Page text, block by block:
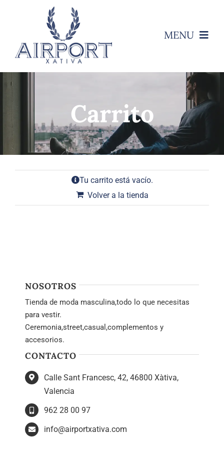
MENU
Empresa
TRAJES
CAMISAS
COMPLEMENTOS
Blog
Contacto
Carrito
Tu carrito está vacío.
Volver a la tienda
NOSOTROS
Tienda de moda masculina,todo lo que necesitas
para vestir.
Ceremonia,street,casual,complementos y
accesorios.
CONTACTO
Calle Sant Francesc, 42, 46800 Xàtiva,
Valencia
962 28 00 97
info@airportxativa.com